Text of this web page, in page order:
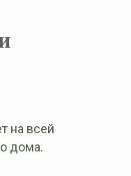
на всей
дома.